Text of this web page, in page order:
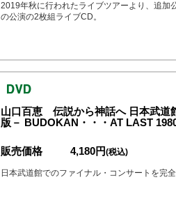
2019年秋に行われたライブツアーより、追
の公演の2枚組ライブCD。
山口百恵 伝説から神話へ 日本武道
版－ BUDOKAN・・・AT LAST
販売価格 4,180円(税込)
日本武道館でのファイナル・コンサートを完全